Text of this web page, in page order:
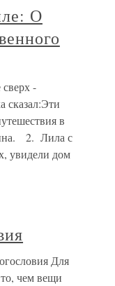
О
-
сказал:Эти
в
2. Лила с
увидели дом
Для
чем вещи